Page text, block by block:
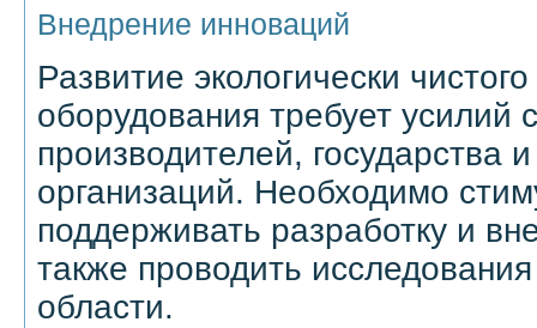
Внедрение инноваций
Развитие экологически
оборудования требует усилий
производителей, государства
организаций. Необходимо
поддерживать разработку и
также проводить
области.